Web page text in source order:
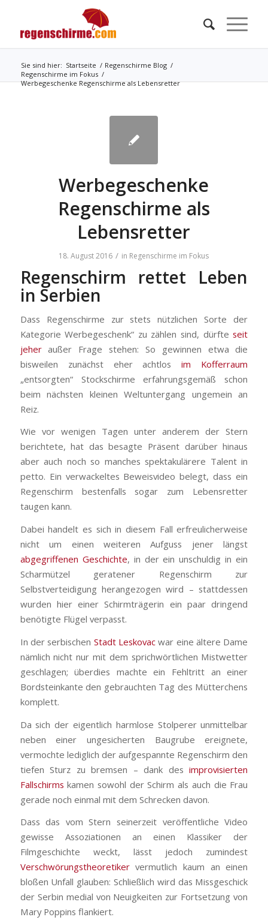
Sie sind hier: Startseite / Regenschirme Blog /
Regenschirme im Fokus /
Werbegeschenke Regenschirme als Lebensretter
Werbegeschenke
Regenschirme als
Lebensretter
18. August 2016 / in Regenschirme im Fokus
Regenschirm rettet Leben
in Serbien
Dass Regenschirme zur stets nützlichen Sorte der
Kategorie Werbegeschenk“ zu zählen sind, dürfteseit
jeheraußer Frage stehen: So gewinnen etwa die
bisweilen zunächst eher achtlosim Kofferraum
„entsorgten“ Stockschirme erfahrungsgemäß schon
beim nächsten kleinen Weltuntergang ungemein an
Reiz.
Wie vor wenigen Tagen unter anderem der Stern
berichtete, hat das besagte Präsent darüber hinaus
aber auch noch so manches spektakulärere Talent in
petto. Ein verwackeltes Beweisvideo belegt, dass ein
Regenschirm bestenfalls sogar zum Lebensretter
taugen kann.
Dabei handelt es sich in diesem Fall erfreulicherweise
nicht um einen weiteren Aufguss jener längst
abgegriffenen Geschichte, in der ein unschuldig in ein
Scharmützel geratener Regenschirm zur
Selbstverteidigung herangezogen wird – stattdessen
wurden hier einer Schirmträgerin ein paar dringend
benötigte Flügel verpasst.
In der serbischen Stadt Leskovac war eine ältere Dame
nämlich nicht nur mit dem sprichwörtlichen Mistwetter
geschlagen; überdies machte ein Fehltritt an einer
Bordsteinkante den gebrauchten Tag des Mütterchens
komplett.
Da sich der eigentlich harmlose Stolperer unmittelbar
neben einer ungesicherten Baugrube ereignete,
vermochte lediglich der aufgespannte Regenschirm den
tiefen Sturz zu bremsen – dank desimprovisierten
Fallschirms kamen sowohl der Schirm als auch die Frau
gerade noch einmal mit dem Schrecken davon.
Dass das vom Stern seinerzeit veröffentliche Video
gewisse Assoziationen an einen Klassiker der
Filmgeschichte weckt, lässt jedoch zumindest
Verschwörungstheoretikervermutlich kaum an einen
bloßen Unfall glauben: Schließlich wird das Missgeschick
der Serbin medial von Neuigkeiten zur Fortsetzung von
Mary Poppins flankiert.